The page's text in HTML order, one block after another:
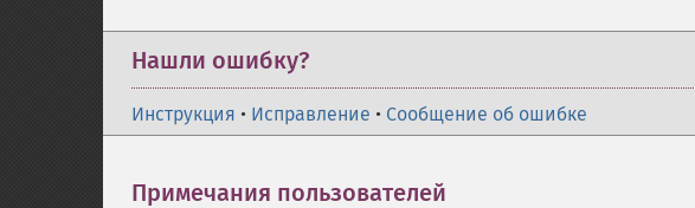
Нашли ошибку?
Инструкция • Исправление • Сообщение об ошибке
Примечания пользователей